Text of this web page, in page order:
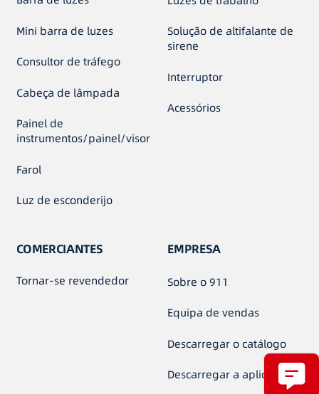
Mini barra de luzes
Consultor de tráfego
Cabeça de lâmpada
Painel de
instrumentos/painel/visor
Farol
Luz de esconderijo
Solução de altifalante de
sirene
Interruptor
Acessórios
COMERCIANTES
Tornar-se revendedor
EMPRESA
Sobre o 911
Equipa de vendas
Descarregar o catálogo
Descarregar a aplicação